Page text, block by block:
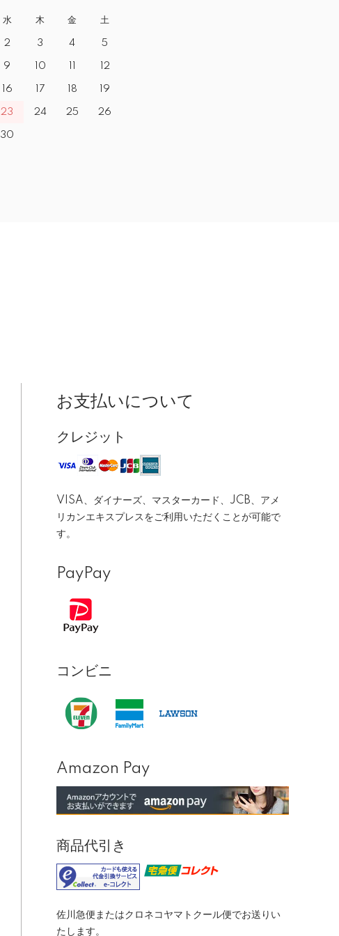
水 木 金 土
2 3 4 5
9 10 12
16 17 18 19
23 24 25 26
30
お支払いについて
クレジット
VISA、ダイナーズ、マスターカード、JCB、アメ
リカンエキスプレスをご利用いただくことが可能で
す。
PayPay
コンビニ
Amazon Pay
商品代引き
佐川急便またはクロネコヤマトクール便でお送りい
たします。